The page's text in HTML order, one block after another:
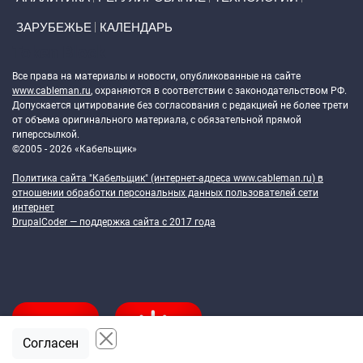
ЗАРУБЕЖЬЕ КАЛЕНДАРЬ
Все права на материалы и новости, опубликованные на сайте
www.cableman.ru, охраняются в соответствии с законодательством РФ.
Допускается цитирование без согласования с редакцией не более трети
от объема оригинального материала, с обязательной прямой
гиперссылкой.
©2005 - 2026 «Кабельщик»
Политика сайта "Кабельщик" (интернет-адреса www.cableman.ru) в
отношении обработки персональных данных пользователей сети
интернет
DrupalCoder — поддержка сайта c 2017 года
Согласен